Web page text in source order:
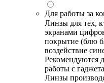
Для работы за
Линзы для тех,
экранами
покрытие (блю
воздействие
Рекомендуются
работы с
Линзы